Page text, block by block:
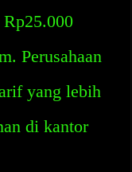
Perusahaan
yang lebih
di kantor